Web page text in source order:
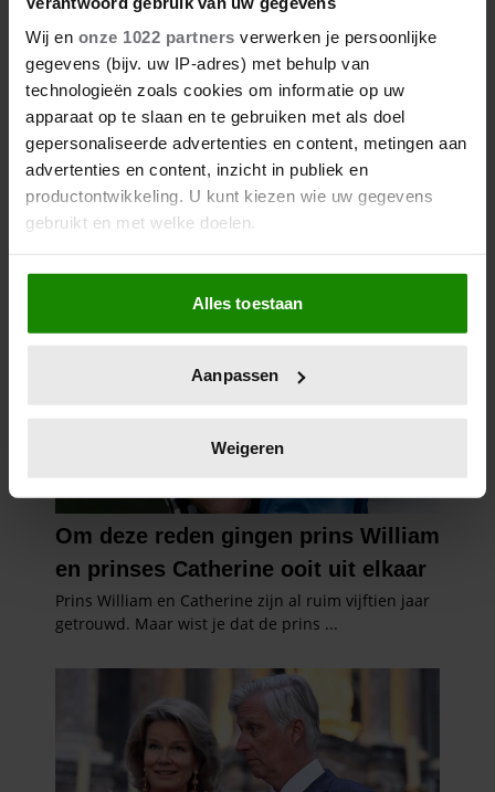
Wij en onze 1022 partners verwerken je persoonlijke
gegevens (bijv. uw IP-adres) met behulp van
technologieën zoals cookies om informatie op uw
apparaat op te slaan en te gebruiken met als doel
gepersonaliseerde advertenties en content, metingen aan
advertenties en content, inzicht in publiek en
productontwikkeling. U kunt kiezen wie uw gegevens
gebruikt en met welke doelen.
Als u het toestaat, willen we ook graag:
Informatie verzamelen over uw geografische
locatie, die tot een paar meter nauwkeurig kan zijn
scannen op specifieke eigenschappen (fingerprinting)
verwerkt en stel uw voorkeuren in het
intrekken in de Cookieverklaring.
We gebruiken cookies om content en advertenties te
personaliseren, om functies voor social media te bieden
en om ons websiteverkeer te analyseren. Ook delen we
informatie over uw gebruik van onze site met onze
partners kunnen deze gegevens combineren met andere
informatie die u aan ze heeft verstrekt of die ze hebben
verzameld op basis van uw gebruik van hun services. U
gaat akkoord met onze cookies als u onze website blijft
Alles toestaan
Aanpassen
Weigeren